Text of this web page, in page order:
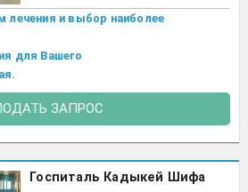
лечения и выбор наиболее
для Вашего
ЗАПРОС
Госпиталь Кадыкей Шифа